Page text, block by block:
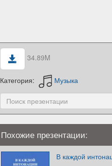
34.89M
Категория: Музыка
Похожие презентации:
В каждой